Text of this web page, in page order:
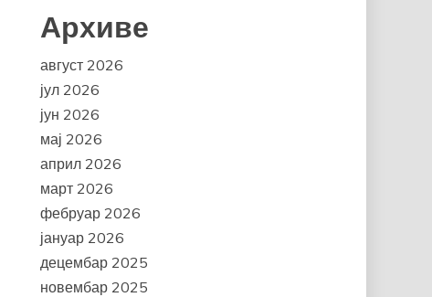
Архиве
август 2026
јул 2026
јун 2026
мај 2026
април 2026
март 2026
фебруар 2026
јануар 2026
децембар 2025
новембар 2025